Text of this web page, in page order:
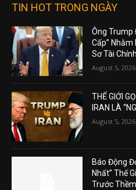
TIN HOT TRONG NGÀY
Ông Trump
Cấp” Nhằm
Sơ Tài
August 5, 2026
THẾ GIỚI
IRAN LÀ
August 5, 2026
Báo Động
Nhất” Thế
Trước